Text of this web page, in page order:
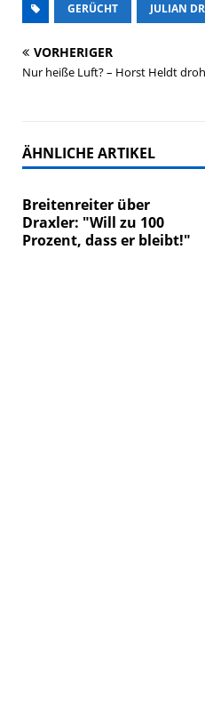
GERÜCHT JULIAN
VORHERIGER
Nur heiße Luft? – Horst Heldt
ÄHNLICHE ARTIKEL
Breitenreiter über
Draxler: "Will zu 100
Prozent, dass er bleibt!"